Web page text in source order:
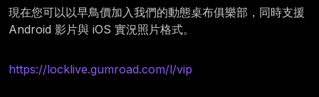
現在您可以以早鳥價加入我們的動態桌布俱樂部，同時支援
Android 影片與 iOS 實況照片格式。
https://locklive.gumroad.com/l/vip